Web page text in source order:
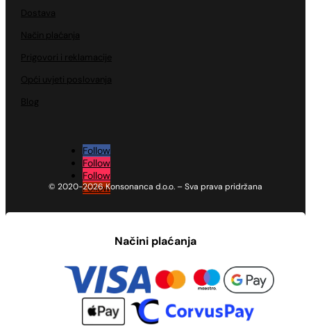
Dostava
Način plaćanja
Prigovori i reklamacije
Opći uvjeti poslovanja
Blog
Follow
Follow
Follow
Follow
© 2020-2026 Konsonanca d.o.o. – Sva prava pridržana
Načini plaćanja